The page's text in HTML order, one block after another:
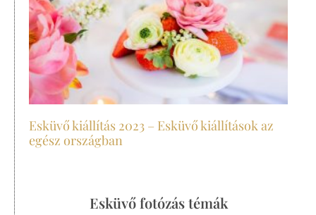
Esküvő kiállítás 2023 – Esküvő kiállítások az
egész országban
Esküvő fotózás témák